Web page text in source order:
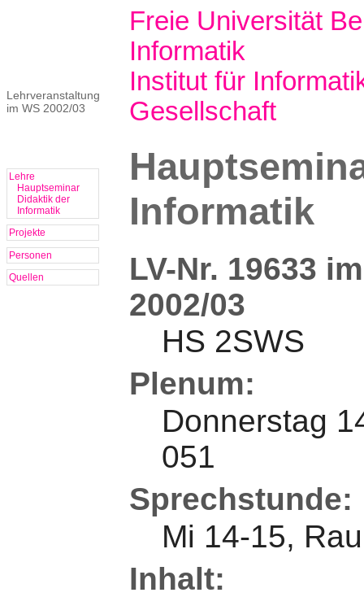
Freie Universität
Informatik
Institut für
Gesellschaft
Informatik
Lehrveranstaltung
im WS 2002/03
LV-Nr. 19633
2002/03
HS 2SWS
Plenum:
Donnerstag
051
Sprechstunde:
Mi 14-15,
Inhalt:
Lehre
Hauptseminar
Didaktik der
Informatik
Projekte
Personen
Quellen